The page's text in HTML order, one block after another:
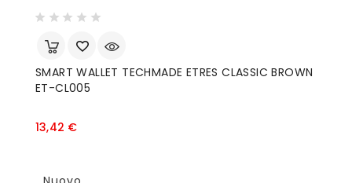
SMART WALLET TECHMADE ETRES CLASSIC BROWN
ET-CL005
13,42 €Prezzo